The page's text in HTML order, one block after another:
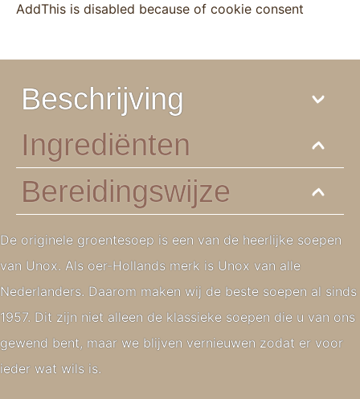
AddThis is disabled because of cookie consent
Beschrijving
Ingrediënten
Bereidingswijze
De originele groentesoep is een van de heerlijke soepen
van Unox. Als oer-Hollands merk is Unox van alle
Nederlanders. Daarom maken wij de beste soepen al sinds
1957. Dit zijn niet alleen de klassieke soepen die u van ons
gewend bent, maar we blijven vernieuwen zodat er voor
ieder wat wils is.